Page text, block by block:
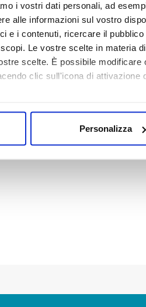
i vostri dati personali, ad
alle informazioni sul vostro
e i contenuti, ricercare il
Le vostre scelte in materia
scelte. È possibile
clic sull'icona di attivazione
scansionandolo attivamente
Personalizza
dell’acqua potabile